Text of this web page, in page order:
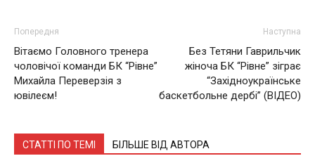
Попередня
Вітаємо Головного тренера
чоловічої команди БК “Рівне”
Михайла Переверзія з
ювілеєм!
Наступна
Без Тетяни Гаврильчик
жіноча БК “Рівне” зіграє
“Західноукраїнське
баскетбольне дербі” (ВІДЕО)
СТАТТІ ПО ТЕМІ БІЛЬШЕ ВІД АВТОРА